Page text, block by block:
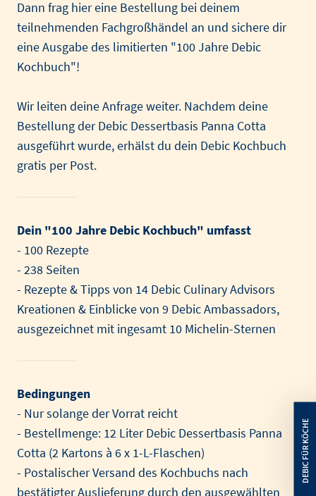
Dann frag hier eine Bestellung bei deinem
teilnehmenden Fachgroßhändel an und sichere dir
eine Ausgabe des limitierten "100 Jahre Debic
Kochbuch"!
Wir leiten deine Anfrage weiter. Nachdem deine
Bestellung der Debic Dessertbasis Panna Cotta
ausgeführt wurde, erhälst du dein Debic Kochbuch
gratis per Post.
Dein "100 Jahre Debic Kochbuch" umfasst
- 100 Rezepte
- 238 Seiten
- Rezepte & Tipps von 14 Debic Culinary Advisors
Kreationen & Einblicke von 9 Debic Ambassadors,
ausgezeichnet mit ingesamt 10 Michelin-Sternen
Bedingungen
- Nur solange der Vorrat reicht
- Bestellmenge: 12 Liter Debic Dessertbasis Panna
Cotta (2 Kartons à 6 x 1-L-Flaschen)
- Postalischer Versand des Kochbuchs nach
bestätigter Auslieferung durch den ausgewählten